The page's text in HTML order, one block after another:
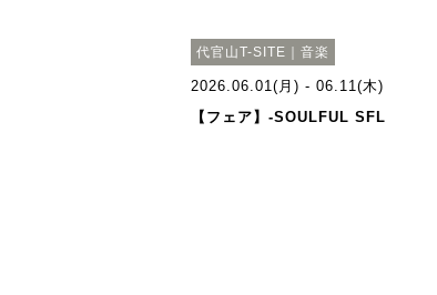
代官山T-SITE｜音楽
2026.06.01(月) - 06.11(木)
【フェア】-SOULFUL SFL